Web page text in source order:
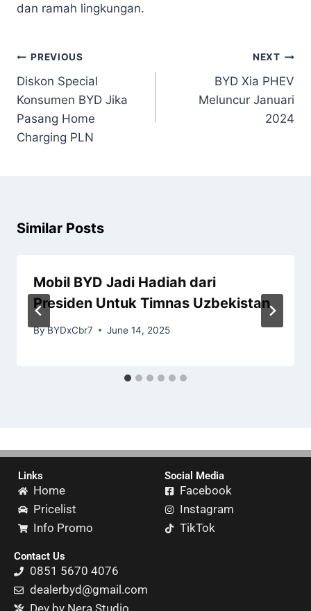
dan ramah lingkungan.
PREVIOUS
Diskon Special
Konsumen BYD Jika
Pasang Home
Charging PLN
NEXT
BYD Xia PHEV
Meluncur Januari
2024
Similar Posts
Mobil BYD Jadi Hadiah dari
Presiden Untuk Timnas Uzbekistan
ByBYDxCbr7 June 14, 2025
Links
Home
Pricelist
Info Promo
Social Media
Facebook
Instagram
TikTok
Contact Us
0851 5670 4076
dealerbyd@gmail.com